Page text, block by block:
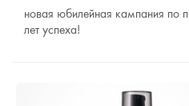
новая юбилейная кампания по
лет успеха!